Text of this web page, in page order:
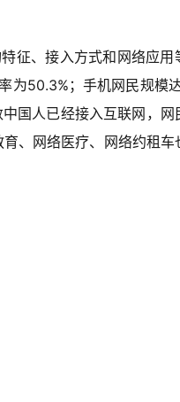
征、接入方式和网络应用
为50.3%；手机网民规模
国人已经接入互联网，网
、网络医疗、网络约租车